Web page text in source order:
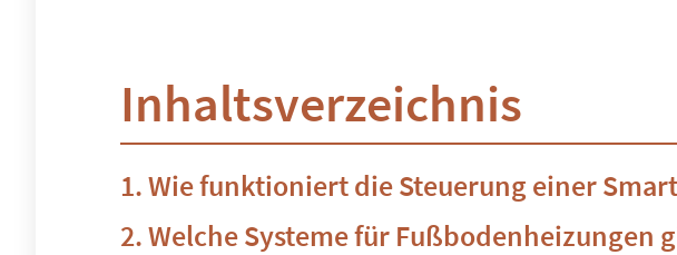
Inhaltsverzeichnis
Wie funktioniert die Steuerung einer
Welche Systeme für Fußbodenheizungen